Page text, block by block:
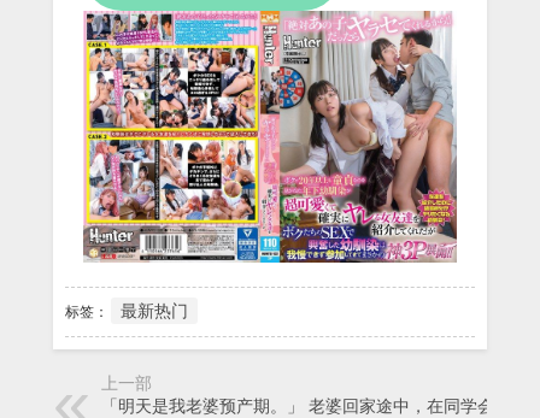
标签： 最新热门
上一部
「明天是我老婆预产期。」 老婆回家途中，在同学会上遇